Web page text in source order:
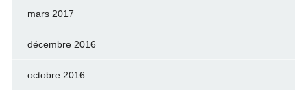
mars 2017
décembre 2016
octobre 2016